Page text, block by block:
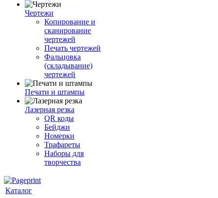
Чертежи
Копирование и
сканирование
чертежей
Печать чертежей
Фальцовка
(складывание)
чертежей
Печати и штампы
Лазерная резка
QR коды
Бейджи
Номерки
Трафареты
Наборы для
творчества
Каталог